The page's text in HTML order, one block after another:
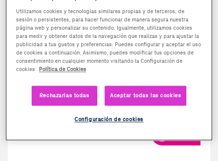
Utilizamos cookies y tecnologías similares propias y de terceros, de
sesión o persistentes, para hacer funcionar de manera segura nuestra
página web y personalizar su contenido. Igualmente, utilizamos cookies
para medir y obtener datos de la navegación que realizas y para ajustar la
publicidad a tus gustos y preferencias. Puedes configurar y aceptar el uso
de cookies a continuación. Asimismo, puedes modificar tus opciones de
consentimiento en cualquier momento visitando la Configuración de
cookies
Política de Cookies
Rechazarlas todas Aceptar todas las cookies
Configuración de cookies